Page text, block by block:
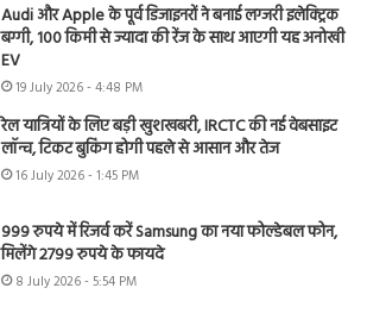
Audi और Apple के पूर्व डिजाइनरों ने बनाई लग्जरी इलेक्ट्रिक
बग्गी, 100 किमी से ज्यादा की रेंज के साथ आएगी यह अनोखी
EV
19 July 2026 - 4:48 PM
रेल यात्रियों के लिए बड़ी खुशखबरी, IRCTC की नई वेबसाइट
लॉन्च, टिकट बुकिंग होगी पहले से आसान और तेज
16 July 2026 - 1:45 PM
999 रुपये में रिजर्व करें Samsung का नया फोल्डेबल फोन,
मिलेंगे 2799 रुपये के फायदे
8 July 2026 - 5:54 PM